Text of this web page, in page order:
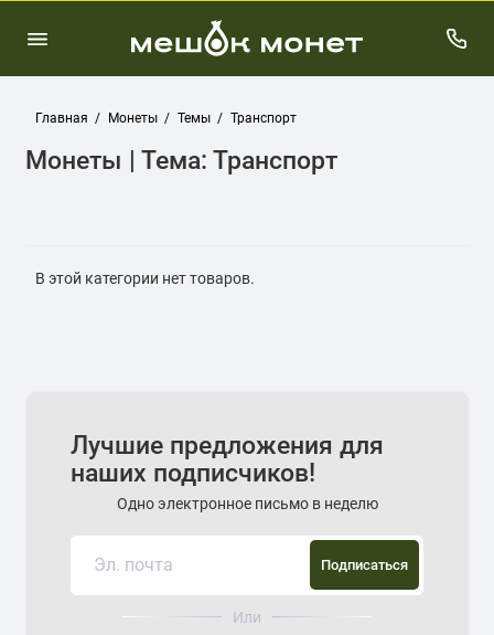
Главная Монеты Темы Транспорт
Монеты | Тема: Транспорт
В этой категории нет товаров.
Лучшие предложения для
наших подписчиков!
Одно электронное письмо в неделю
Подписаться
Или